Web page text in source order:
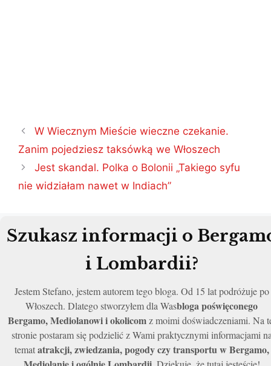
Nawigacja
wpisu
W Wiecznym Mieście wieczne czekanie.
Zanim pojedziesz taksówką we Włoszech
Jest skandal. Polka o Bolonii „Takiego syfu
nie widziałam nawet w Indiach”
Szukasz informacji o
i Lombardii?
Jestem Stefano, jestem autorem tego bloga. Od 15 lat podróżuje po
Włoszech. Dlatego stworzyłem dla Wasbloga poświęconego
Bergamo, Mediolanowi i okolicomz moimi doświadczeniami. Na
stronie postaram się podzielić z Wami praktycznymi informacjami
tematatrakcji, zwiedzania, pogody czy transportu w Bergamo,